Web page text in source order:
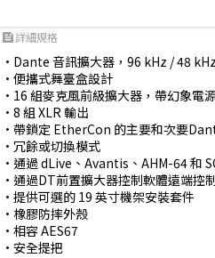
feed詳細規格
•Dante 音訊擴大器，96 kHz / 48 kHz
•便攜式舞臺盒設計
•16 組麥克風前級擴大器，帶幻象電
•8 組 XLR 輸出
•帶鎖定 EtherCon 的主要和次要
•冗餘或切換模式
•通過 dLive、Avantis、AHM-64 和
•通過DT前置擴大器控制軟體遠端控
•提供可選的 19 英寸機架安裝套件
•橡膠防摔外殼
•相容 AES67
•安全提把